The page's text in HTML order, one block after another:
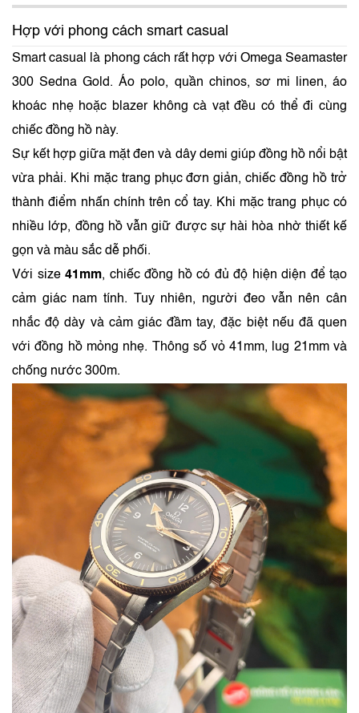
Hợp với phong cách smart casual
Smart casual là phong cách rất hợp với Omega Seamaster
300 Sedna Gold. Áo polo, quần chinos, sơ mi linen, áo
khoác nhẹ hoặc blazer không cà vạt đều có thể đi cùng
chiếc đồng hồ này.
Sự kết hợp giữa mặt đen và dây demi giúp đồng hồ nổi bật
vừa phải. Khi mặc trang phục đơn giản, chiếc đồng hồ trở
thành điểm nhấn chính trên cổ tay. Khi mặc trang phục có
nhiều lớp, đồng hồ vẫn giữ được sự hài hòa nhờ thiết kế
gọn và màu sắc dễ phối.
Với size 41mm, chiếc đồng hồ có đủ độ hiện diện để tạo
cảm giác nam tính. Tuy nhiên, người đeo vẫn nên cân
nhắc độ dày và cảm giác đầm tay, đặc biệt nếu đã quen
với đồng hồ mỏng nhẹ. Thông số vỏ 41mm, lug 21mm và
chống nước 300m.